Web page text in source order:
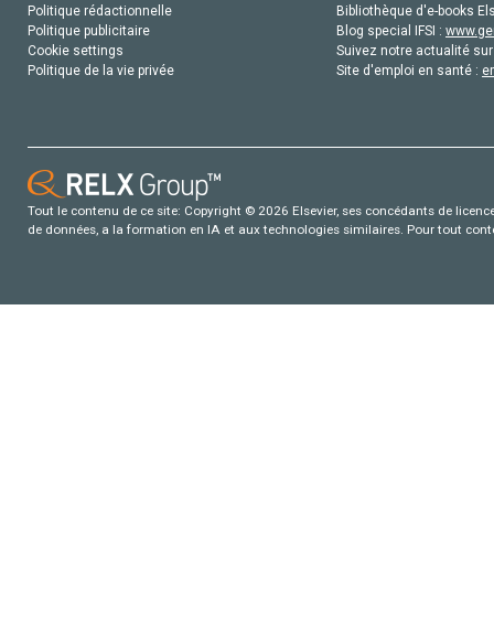
Politique rédactionnelle
Politique publicitaire
Cookie settings
Politique de la vie privée
Bibliothèque d'e-books
Blog special IFSI :
Suivez notre actualité
Site d'emploi en santé :
Tout le contenu de ce site: Copyright © 2026 Elsevier, ses concédants de
de données, a la formation en IA et aux technologies similaires. Pour tout